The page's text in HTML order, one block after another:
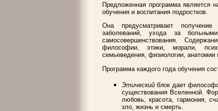
Предложенная программа является
обучения и воспитания подростков.
Она предусматривает
заболеваний, ухода за
самосовершенствования.
философии, этики, морали,
семьеведения, физиологии, анатомии
Программа каждого года обучения
Этический блокдает
существования Вселенной.
любовь, красота, гармония,
зло, жизнь и смерть.